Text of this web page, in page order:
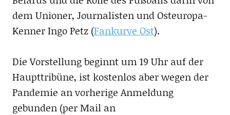
dem Unioner, Journalisten und Osteuropa-
Kenner Ingo Petz (Fankurve Ost).
Die Vorstellung beginnt um 19 Uhr auf der
Haupttribüne, ist kostenlos aber wegen der
Pandemie an vorherige Anmeldung
gebunden (per Mail an